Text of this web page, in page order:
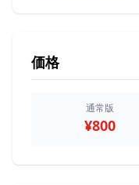
価格
通常版
¥800